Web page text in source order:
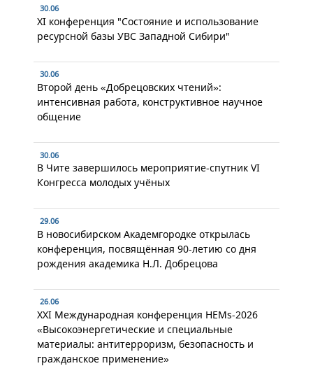
30.06
XI конференция "Состояние и использование
ресурсной базы УВС Западной Сибири"
30.06
Второй день «Добрецовских чтений»:
интенсивная работа, конструктивное научное
общение
30.06
В Чите завершилось мероприятие-спутник VI
Конгресса молодых учёных
29.06
В новосибирском Академгородке открылась
конференция, посвящённая 90-летию со дня
рождения академика Н.Л. Добрецова
26.06
XXI Международная конференция HEMs-2026
«Высокоэнергетические и специальные
материалы: антитерроризм, безопасность и
гражданское применение»